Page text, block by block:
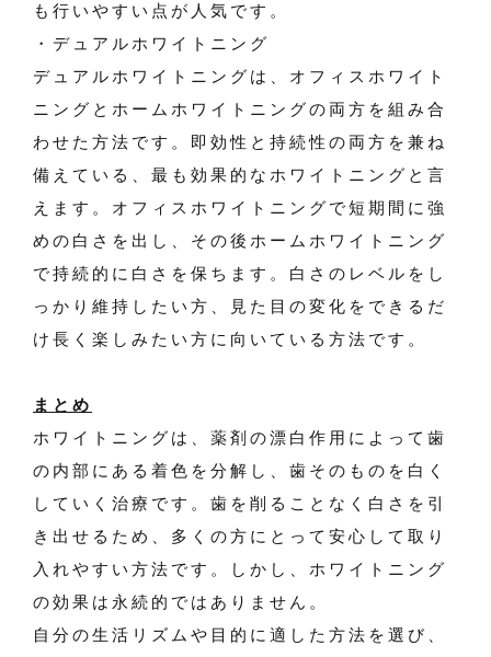
も行いやすい点が人気です。
・デュアルホワイトニング
デュアルホワイトニングは、オフィスホワイト
ニングとホームホワイトニングの両方を組み合
わせた方法です。即効性と持続性の両方を兼ね
備えている、最も効果的なホワイトニングと言
えます。オフィスホワイトニングで短期間に強
めの白さを出し、その後ホームホワイトニング
で持続的に白さを保ちます。白さのレベルをし
っかり維持したい方、見た目の変化をできるだ
け長く楽しみたい方に向いている方法です。
まとめ
ホワイトニングは、薬剤の漂白作用によって歯
の内部にある着色を分解し、歯そのものを白く
していく治療です。歯を削ることなく白さを引
き出せるため、多くの方にとって安心して取り
入れやすい方法です。しかし、ホワイトニング
の効果は永続的ではありません。
自分の生活リズムや目的に適した方法を選び、